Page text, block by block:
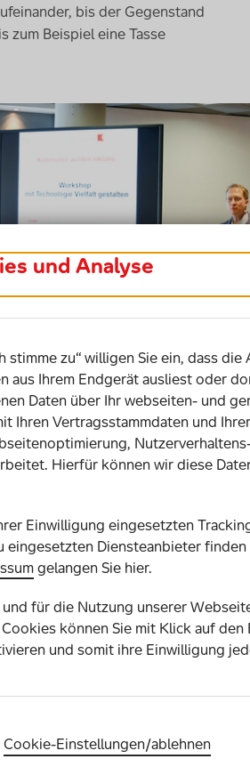
bis der Gegenstand
zum Beispiel eine Tasse
Henkeln entwickelt.“
ist möglich
zum Beispiel für einen Jungen
kann er Gitarre spielen, was
Mann, der seinen elektrischen
lieber einen Ball, der viel
Ball für Erwachsene, der nicht
er einen individuell auf seine
da das
gefördert wird. Die Anschaffung
teuer, doch das Druckmaterial
kostenlos.
und Analyse
stimme zu“ willigen Sie ein, dass
aus Ihrem Endgerät ausliest oder
Daten über Ihr webseiten- und
Ihren Vertragsstammdaten und
Hierfür können wir diese
Einwilligung eingesetzten
eingesetzten Diensteanbieter finden
gelangen Sie hier.
für die Nutzung unserer
können Sie mit Klick auf den
und somit ihre Einwilligung
Cookie-Einstellungen­/­ablehnen